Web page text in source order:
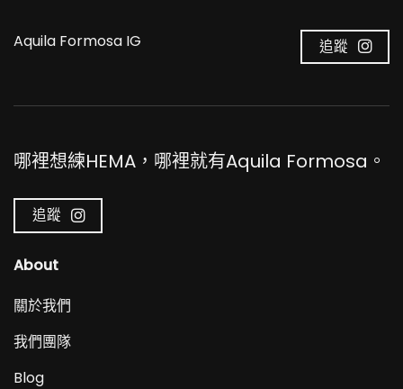
Aquila Formosa IG 追蹤
哪裡想練HEMA，哪裡就有Aquila Formosa。
追蹤
About
關於我們
我們團隊
Blog